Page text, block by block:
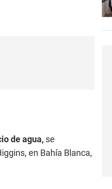
de agua, se
en Bahía Blanca,